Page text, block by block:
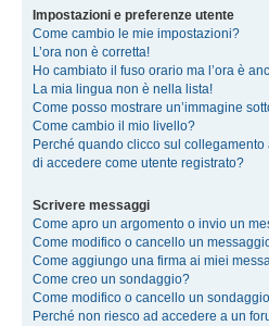
Impostazioni e preferenze utente
Come cambio le mie impostazioni?
L’ora non è corretta!
Ho cambiato il fuso orario ma l’ora è
La mia lingua non è nella lista!
Come posso mostrare un’immagine
Come cambio il mio livello?
Perché quando clicco sul
di accedere come utente registrato?
Scrivere messaggi
Come apro un argomento o invio un
Come modifico o cancello un
Come aggiungo una firma ai miei
Come creo un sondaggio?
Come modifico o cancello un
Perché non riesco ad accedere a un